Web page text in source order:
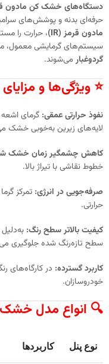
دستگاه‌های خشک‌ کن مادون
حرفه‌ای بدنه و پوشش‌های
مادون قرمز (IR)
، حرارت را
سیستم‌های گرمایشی معمول،
گردوغبارمی‌شوند.
⭐ویژگی‌ها و
نفوذ حرارتی عمقی: گرمای
لایه‌های زیرین به‌خوبی خشک
کاهش چشمگیر زمان خشک
خطوط نقاشی با تیراژ بالا.
صرفه‌جویی در انرژی: تمرکز
حرارتی.
کیفیت بالاتر سطح رنگ:
سطح تازه‌رنگ شده جلوگیری
کاربرد گسترده: در کارگاه‌های
خودروسازان.
🔍 انواع مدل
نوع پنل کاربردها